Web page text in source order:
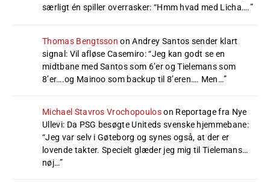
særligt én spiller overrasker: “Hmm hvad med Licha….”
Thomas Bengtsson onAndrey Santos sender klart
signal: Vil afløse Casemiro: “Jeg kan godt se en
midtbane med Santos som 6’er og Tielemans som
8’er….og Mainoo som backup til 8’eren…. Men…”
Michael Stavros Vrochopouloson Reportage fra Nye
Ullevi: Da PSG besøgte Uniteds svenske hjemmebane:
“Jeg var selv i Gøteborg og synes også, at der er
lovende takter. Specielt glæder jeg mig til Tielemans…
nøj…”